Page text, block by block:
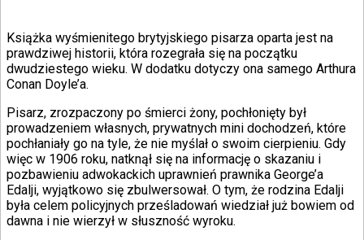
Książka wyśmienitego brytyjskiego pisarza oparta jest na
prawdziwej historii, która rozegrała się na początku
dwudziestego wieku. W dodatku dotyczy ona samego Arthura
Conan Doyle’a.
Pisarz, zrozpaczony po śmierci żony, pochłonięty był
prowadzeniem własnych, prywatnych mini dochodzeń, które
pochłaniały go na tyle, że nie myślał o swoim cierpieniu. Gdy
więc w 1906 roku, natknął się na informację o skazaniu i
pozbawieniu adwokackich uprawnień prawnika George’a
Edalji, wyjątkowo się zbulwersował. O tym, że rodzina Edalji
była celem policyjnych prześladowań wiedział już bowiem od
dawna i nie wierzył w słuszność wyroku.